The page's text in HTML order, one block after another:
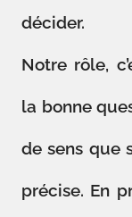
décider.
Notre rôle,
la bonne
de sens que
précise. En